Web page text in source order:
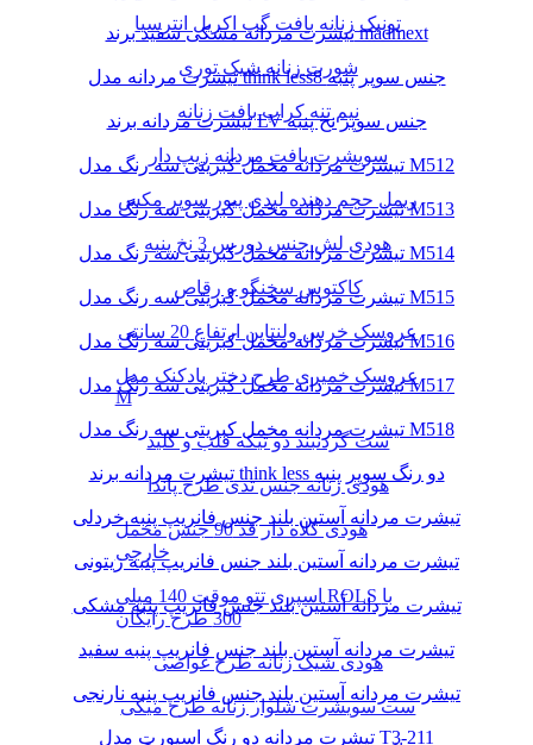
تونیک زنانه بافت گپ اکریل انترسیا
شورت زنانه شیک توری
نیم تنه کراپ بافت زنانه
سویشرت بافت مردانه زیپ دار
ریمل حجم دهنده لیدی پیور سوپر مکس
هودی لش جنس دورس 3 نخ پنبه
کاکتوس سخنگو و رقاص
عروسک خرس ولنتاین ارتفاع 20 سانتی
عروسک خمیری طرح دختر بادکنک مدل
M
ست گردنبند دو تیکه قلب و کلید
هودی زنانه جنس تدی طرح پاندا
هودی کلاه دار قد 90 جنس مخمل
خارجی
اسپری تتو موقت 140 میلی ROLS با
300 طرح رایگان
هودی شیک زنانه طرح غواصی
ست سویشرت شلوار زنانه طرح میکی
تیشرت مردانه مشکی سفید برند madmext
تیشرت مردانه مدل think less8 جنس سوپر پنبه
تیشرت مردانه برند LV جنس سوپر نخ پنبه
تیشرت مردانه مخمل کبریتی سه رنگ مدل M512
تیشرت مردانه مخمل کبریتی سه رنگ مدل M513
تیشرت مردانه مخمل کبریتی سه رنگ مدل M514
تیشرت مردانه مخمل کبریتی سه رنگ مدل M515
تیشرت مردانه مخمل کبریتی سه رنگ مدل M516
تیشرت مردانه مخمل کبریتی سه رنگ مدل M517
تیشرت مردانه مخمل کبریتی سه رنگ مدل M518
تیشرت مردانه برند think less دو رنگ سوپر پنبه
تیشرت مردانه آستین بلند جنس فانریپ پنبه خردلی
تیشرت مردانه آستین بلند جنس فانریپ پنبه زیتونی
تیشرت مردانه آستین بلند جنس فانریپ پنبه مشکی
تیشرت مردانه آستین بلند جنس فانریپ پنبه سفید
تیشرت مردانه آستین بلند جنس فانریپ پنبه نارنجی
تیشرت مردانه دو رنگ اسپورت مدل T3-211